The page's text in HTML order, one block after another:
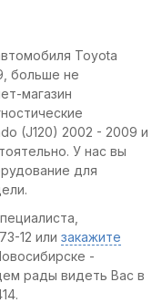
Toyota
больше не
магазин
(J120) 2002 - 2009 и
У нас вы
для
12 или закажите
-
рады видеть Вас в